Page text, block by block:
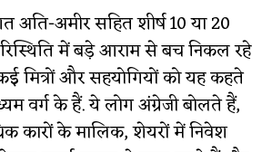
अति-अमीर सहित शीर्ष 10 या 20
में बड़े आराम से बच निकल रहे
मित्रों और सहयोगियों को यह कहते
वर्ग के हैं. ये लोग अंग्रेजी बोलते हैं,
कारों के मालिक, शेयरों में निवेश